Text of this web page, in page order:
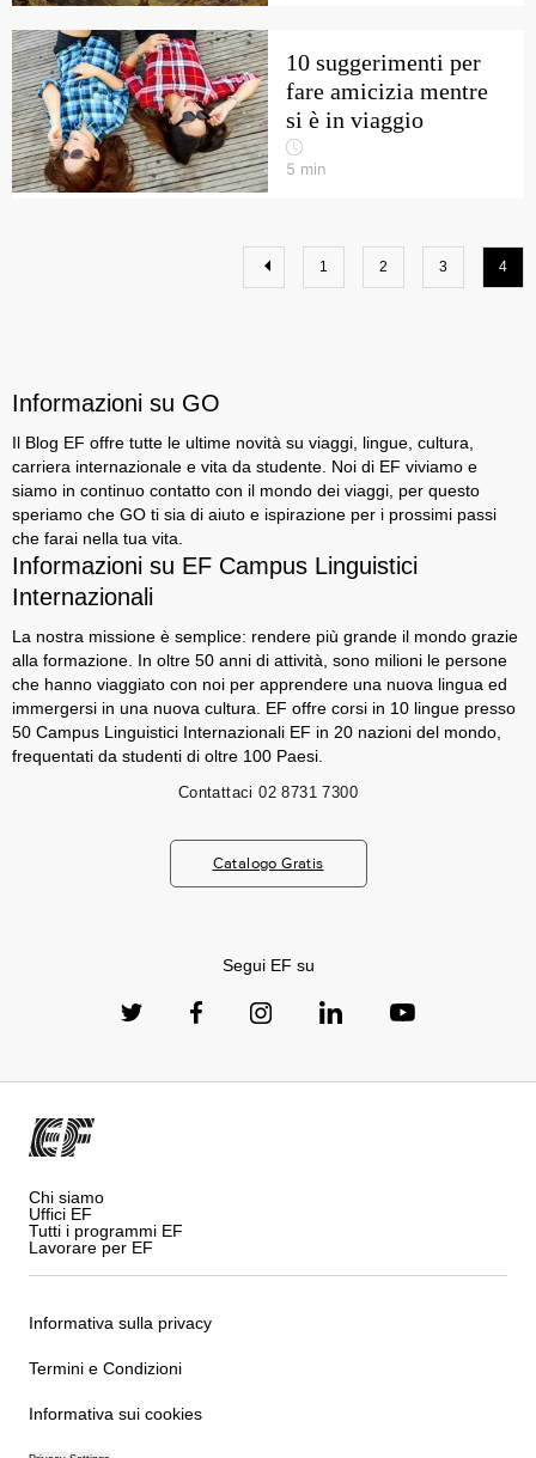
10 suggerimenti per
fare amicizia mentre
si è in viaggio
5 min
1 2 3 4
Informazioni su GO
Il Blog EF offre tutte le ultime novità su viaggi, lingue, cultura,
carriera internazionale e vita da studente. Noi di EF viviamo e
siamo in continuo contatto con il mondo dei viaggi, per questo
speriamo che GO ti sia di aiuto e ispirazione per i prossimi passi
che farai nella tua vita.
Informazioni su EF Campus Linguistici
Internazionali
La nostra missione è semplice: rendere più grande il mondo grazie
alla formazione. In oltre 50 anni di attività, sono milioni le persone
che hanno viaggiato con noi per apprendere una nuova lingua ed
immergersi in una nuova cultura. EF offre corsi in 10 lingue presso
50 Campus Linguistici Internazionali EF in 20 nazioni del mondo,
frequentati da studenti di oltre 100 Paesi.
Contattaci 02 8731 7300
Catalogo Gratis
Segui EF su
Chi siamo
Uffici EF
Tutti i programmi EF
Lavorare per EF
Informativa sulla privacy
Termini e Condizioni
Informativa sui cookies